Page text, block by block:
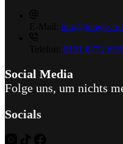
info@jungle-
0151 6772
Social Media
Folge uns, um nichts
Socials